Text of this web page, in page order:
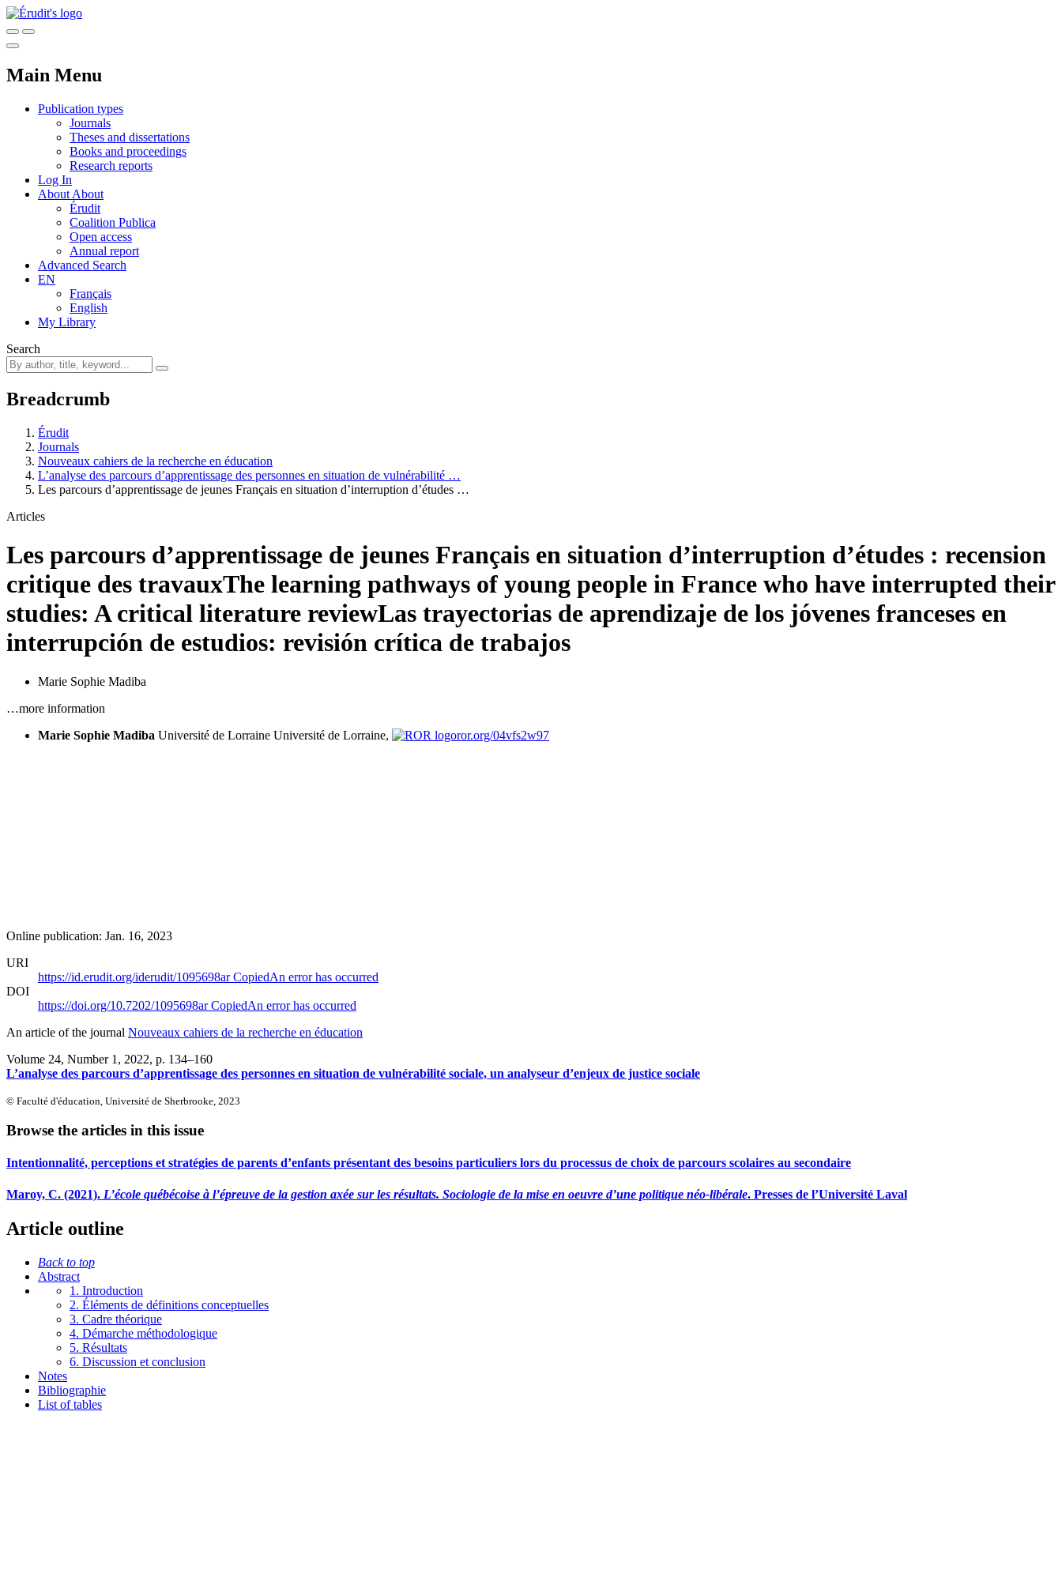
Main Menu
Publication types
Journals
Theses and dissertations
Books and proceedings
Research reports
Log In
About About
Érudit
Coalition Publica
Open access
Annual report
Advanced Search
EN
Français
English
My Library
Search
Breadcrumb
Érudit
Journals
Nouveaux cahiers de la recherche en éducation
L’analyse des parcours d’apprentissage des personnes en situation de vulnérabilité …
Les parcours d’apprentissage de jeunes Français en situation d’interruption d’études …
Articles
Les parcours d’apprentissage de jeunes Français en situation d’interruption d’études : recension
critique des travauxThe learning pathways of young people in France who have interrupted their
studies: A critical literature reviewLas trayectorias de aprendizaje de los jóvenes franceses en
interrupción de estudios: revisión crítica de trabajos
Marie Sophie Madiba
…more information
Marie Sophie Madiba Université de Lorraine Université de Lorraine, ror.org/04vfs2w97
Online publication: Jan. 16, 2023
URI
https://id.erudit.org/iderudit/1095698arCopiedAn error has occurred
DOI
https://doi.org/10.7202/1095698arCopiedAn error has occurred
An article of the journal Nouveaux cahiers de la recherche en éducation
Volume 24, Number 1, 2022, p. 134–160
L’analyse des parcours d’apprentissage des personnes en situation de vulnérabilité sociale, un analyseur d’enjeux de justice sociale
© Faculté d'éducation, Université de Sherbrooke, 2023
Browse the articles in this issue
Intentionnalité, perceptions et stratégies de parents d’enfants présentant des besoins particuliers lors du processus de choix de parcours scolaires au secondaire
Maroy, C. (2021). L’école québécoise à l’épreuve de la gestion axée sur les résultats. Sociologie de la mise en oeuvre d’une politique néo-libérale. Presses de l’Université Laval
Article outline
Back to top
Abstract
1. Introduction
2. Éléments de définitions conceptuelles
3. Cadre théorique
4. Démarche méthodologique
5. Résultats
6. Discussion et conclusion
Notes
Bibliographie
List of tables